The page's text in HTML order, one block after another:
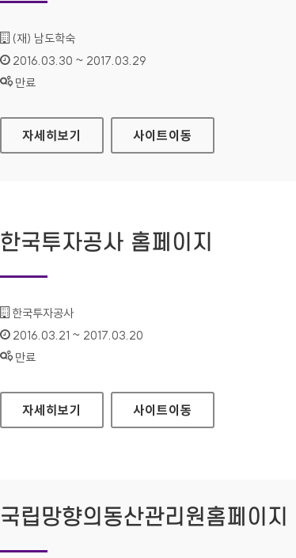
기관명 :
(재) 남도학숙
인증기간 :
2016.03.30 ~ 2017.03.29
상태 :
만료
남도학숙 대표 홈페이지
자세히보기 사이트이동
한국투자공사 홈페이지
기관명 :
한국투자공사
인증기간 :
2016.03.21 ~ 2017.03.20
상태 :
만료
한국투자공사 홈페이지
자세히보기 사이트이동
국립망향의동산관리원홈페이지